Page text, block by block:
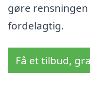
gøre
fordelagtig.
Få et tilbud,